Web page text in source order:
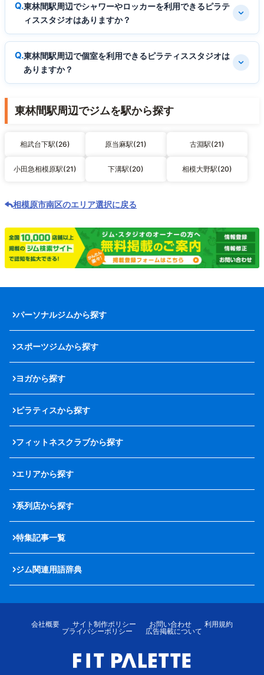
東林間駅周辺でシャワーやロッカーを利用できるピラテ
ィススタジオはありますか？
東林間駅周辺で個室を利用できるピラティススタジオは
ありますか？
東林間駅周辺でジムを駅から探す
相武台下駅(26) 原当麻駅(21) 古淵駅(21)
小田急相模原駅(21) 下溝駅(20) 相模大野駅(20)
相模原市南区のエリア選択に戻る
パーソナルジムから探す
スポーツジムから探す
ヨガから探す
ピラティスから探す
フィットネスクラブから探す
エリアから探す
系列店から探す
特集記事一覧
ジム関連用語辞典
会社概要 サイト制作ポリシー お問い合わせ
利用規約
プライバシーポリシー
広告掲載について